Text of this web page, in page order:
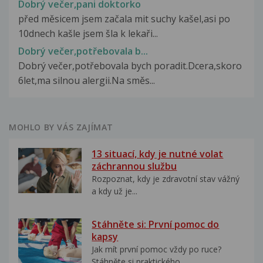
Dobrý večer,pani doktorko
před měsicem jsem začala mit suchy kašel,asi po
10dnech kašle jsem šla k lekaři...
Dobrý večer,potřebovala b...
Dobrý večer,potřebovala bych poradit.Dcera,skoro
6let,ma silnou alergii.Na směs...
MOHLO BY VÁS ZAJÍMAT
13 situací, kdy je nutné volat
záchrannou službu
Rozpoznat, kdy je zdravotní stav vážný
a kdy už je...
Stáhněte si: První pomoc do
kapsy
Jak mít první pomoc vždy po ruce?